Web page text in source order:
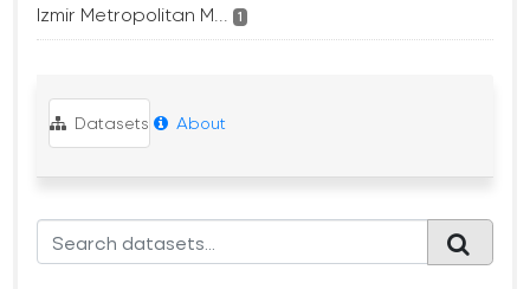
Izmir Metropolitan M... 1
Datasets About